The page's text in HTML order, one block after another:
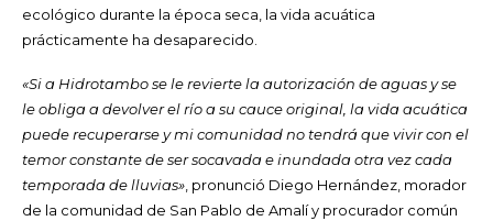
ecológico durante la época seca, la vida acuática
prácticamente ha desaparecido.
«Si a Hidrotambo se le revierte la autorización de aguas y se
le obliga a devolver el río a su cauce original, la vida acuática
puede recuperarse y mi comunidad no tendrá que vivir con el
temor constante de ser socavada e inundada otra vez cada
temporada de lluvias», pronunció Diego Hernández, morador
de la comunidad de San Pablo de Amalí y procurador común